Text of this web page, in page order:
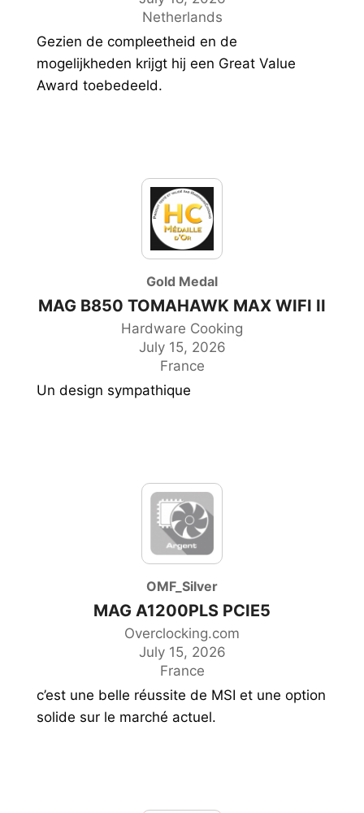
Netherlands
Gezien de compleetheid en de
mogelijkheden krijgt hij een Great Value
Award toebedeeld.
Gold Medal
MAG B850 TOMAHAWK MAX WIFI II
Hardware Cooking
July 15, 2026
France
Un design sympathique
OMF_Silver
MAG A1200PLS PCIE5
Overclocking.com
July 15, 2026
France
c’est une belle réussite de MSI et une option
solide sur le marché actuel.